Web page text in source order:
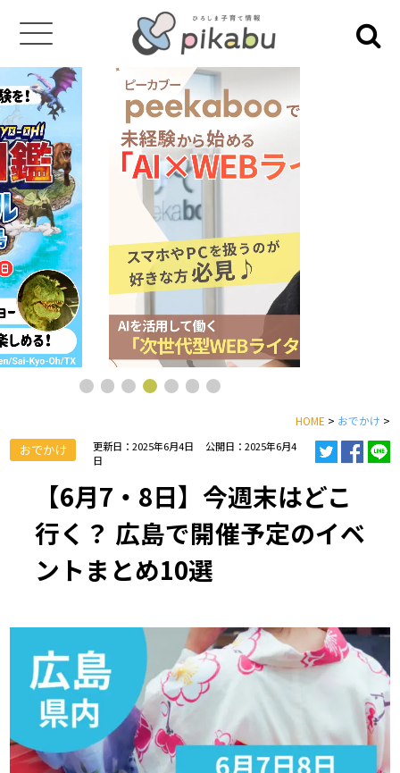
HOME > おでかけ >
おでかけ 更新日：2025年6月4日
公開日：2025年6月4
日
【6月7・8日】今週末はどこ
行く？ 広島で開催予定のイベ
ントまとめ10選